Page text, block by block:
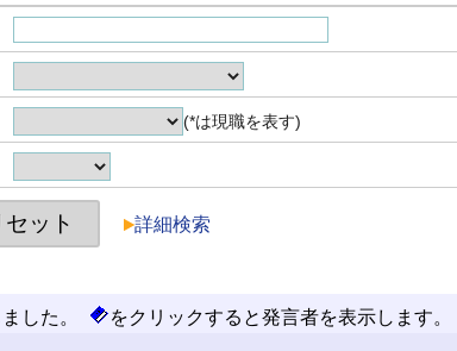
(*は現職を表す)
詳細検索